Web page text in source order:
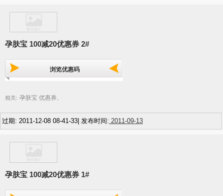
孕肤宝 100减20优惠券 2#
浏览优惠码
相关: 孕肤宝 优惠券 ,
过期: 2011-12-08 08-41-33| 发布时间: 2011-09-13
孕肤宝 100减20优惠券 1#